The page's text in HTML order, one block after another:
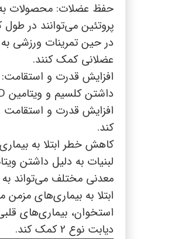
حفظ عضلات: محصولات
پروتئین می‌توانند در
در حین تمرینات ورزشی
عضلانی کمک کنند.
افزایش قدرت و استقامت:
داشتن کلسیم و ویتامین
افزایش قدرت و
کند.
کاهش خطر ابتلا به
لبنیات به دلیل داشتن
معدنی مختلف می‌تواند
ابتلا به بیماری‌های مزمن
استخوان، بیماری‌های
دیابت نوع 2 کمک کند.